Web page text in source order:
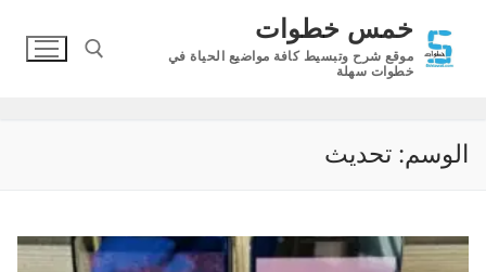
المحتوى
خمس خطوات
موقع شرح وتبسيط كافة مواضيع الحياة في
خطوات سهلة
الوسم: تحديث